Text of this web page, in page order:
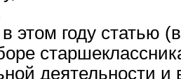
этом году статью
деятельности